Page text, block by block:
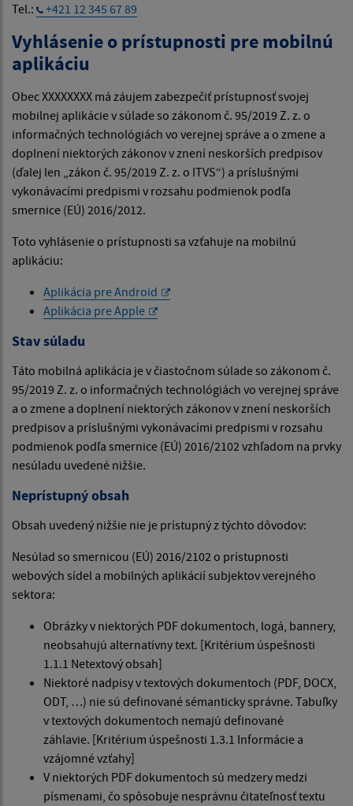
Tel.:
+421 12 345 67 89
Vyhlásenie o prístupnosti pre mobilnú
aplikáciu
Obec XXXXXXXX má záujem zabezpečiť prístupnosť svojej
mobilnej aplikácie v súlade so zákonom č. 95/2019 Z. z. o
informačných technológiách vo verejnej správe a o zmene a
doplnení niektorých zákonov v znení neskorších predpisov
(ďalej len „zákon č. 95/2019 Z. z. o ITVS“) a príslušnými
vykonávacími predpismi v rozsahu podmienok podľa
smernice (EÚ) 2016/2012.
Toto vyhlásenie o prístupnosti sa vzťahuje na mobilnú
aplikáciu:
Aplikácia pre Android
Aplikácia pre Apple
Stav súladu
Táto mobilná aplikácia je v čiastočnom súlade so zákonom č.
95/2019 Z. z. o informačných technológiách vo verejnej správe
a o zmene a doplnení niektorých zákonov v znení neskorších
predpisov a príslušnými vykonávacími predpismi v rozsahu
podmienok podľa smernice (EÚ) 2016/2102 vzhľadom na prvky
nesúladu uvedené nižšie.
Neprístupný obsah
Obsah uvedený nižšie nie je prístupný z týchto dôvodov:
Nesúlad so smernicou (EÚ) 2016/2102 o prístupnosti
webových sídel a mobilných aplikácií subjektov verejného
sektora:
Obrázky v niektorých PDF dokumentoch, logá, bannery,
neobsahujú alternatívny text. [Kritérium úspešnosti
1.1.1 Netextový obsah]
Niektoré nadpisy v textových dokumentoch (PDF, DOCX,
ODT, …) nie sú definované sémanticky správne. Tabuľky
v textových dokumentoch nemajú definované
záhlavie. [Kritérium úspešnosti 1.3.1 Informácie a
vzájomné vzťahy]
V niektorých PDF dokumentoch sú medzery medzi
písmenami, čo spôsobuje nesprávnu čitateľnosť textu